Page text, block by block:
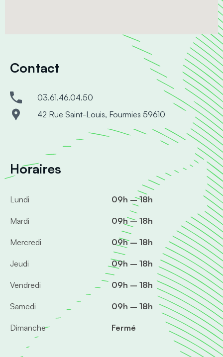
Contact
03.61.46.04.50
42 Rue Saint-Louis, Fourmies 59610
Horaires
Lundi 09h – 18h
Mardi 09h – 18h
Mercredi 09h – 18h
Jeudi 09h – 18h
Vendredi 09h – 18h
Samedi 09h – 18h
Dimanche Fermé